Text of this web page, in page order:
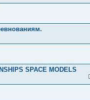
SPACE MODELS